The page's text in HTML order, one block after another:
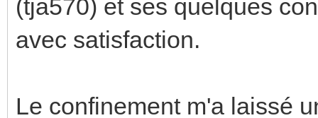
(tja570) et ses quelques
avec satisfaction.
Le confinement m'a laissé